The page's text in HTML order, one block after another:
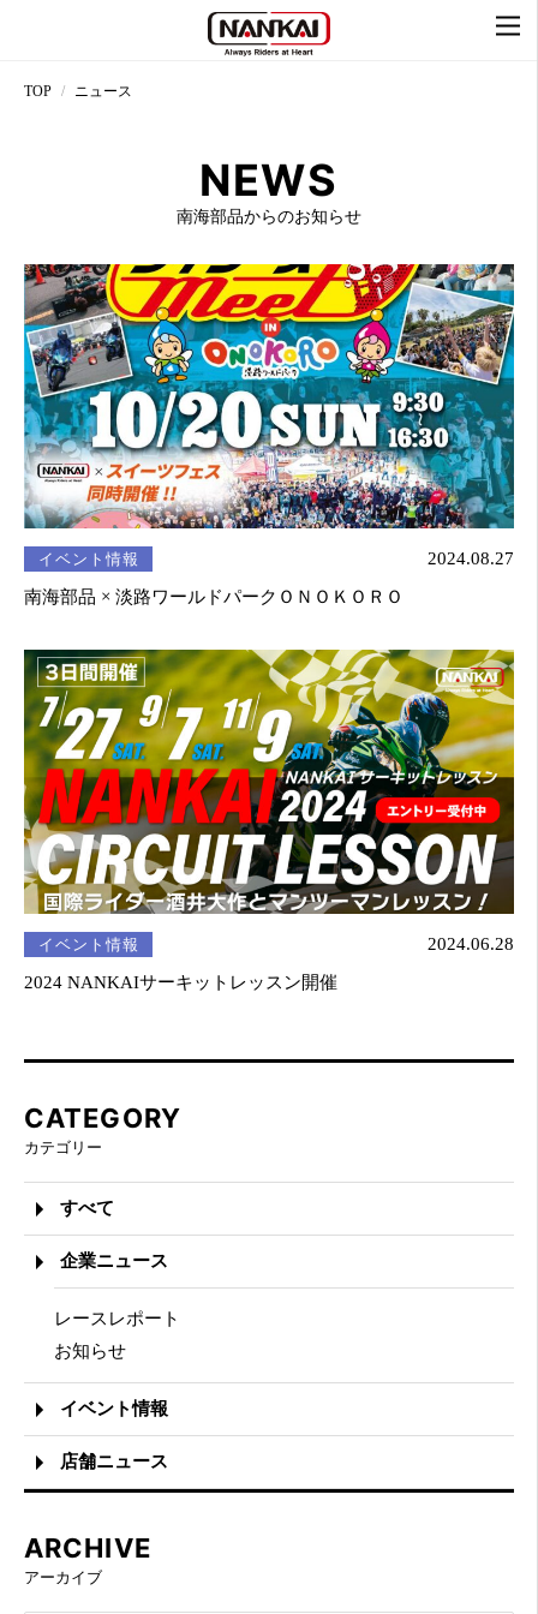
TOP ニュース
NEWS
南海部品からのお知らせ
イベント情報
2024.08.27
南海部品 × 淡路ワールドパークＯＮＯＫＯＲＯ
イベント情報
2024.06.28
2024 NANKAIサーキットレッスン開催
CATEGORY
カテゴリー
すべて
企業ニュース
レースレポート
お知らせ
イベント情報
店舗ニュース
ARCHIVE
アーカイブ